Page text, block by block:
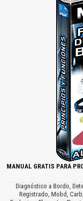
MANUAL GRATIS PARA
Diagnóstico a Bordo,
Registrado, Mobd,